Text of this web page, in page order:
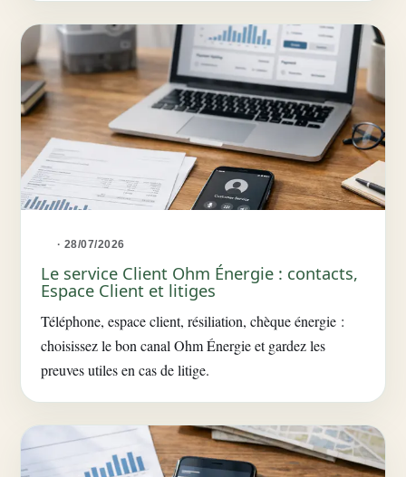
· 28/07/2026
Le service Client Ohm Énergie : contacts,
Espace Client et litiges
Téléphone, espace client, résiliation, chèque énergie :
choisissez le bon canal Ohm Énergie et gardez les
preuves utiles en cas de litige.